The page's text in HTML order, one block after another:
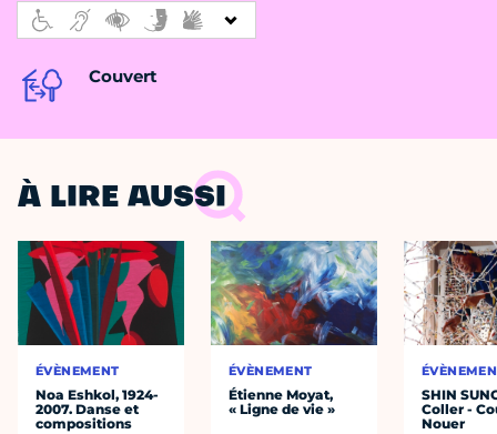
Couvert
À LIRE AUSSI
ÉVÈNEMENT
Noa Eshkol, 1924-
2007. Danse et
compositions
ÉVÈNEMENT
Étienne Moyat,
« Ligne de vie »
SHIN
Coller -
Nouer